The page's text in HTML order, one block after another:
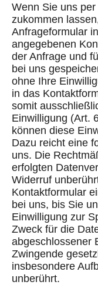
Wenn Sie uns
zukommen
Anfrageformular
angegebenen
der Anfrage und
bei uns
ohne Ihre
in das
somit
Einwilligung (Art.
können diese
Dazu reicht eine
uns. Die
erfolgten
Widerruf
Kontaktformular
bei uns, bis Sie
Einwilligung zur
Zweck für die
abgeschlossener
Zwingende
insbesondere
unberührt.